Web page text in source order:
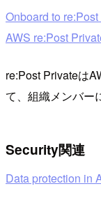
Onboard to
AWS re:Post
re:Post Privateは
て、組織メンバー
Security関連
Data protection in